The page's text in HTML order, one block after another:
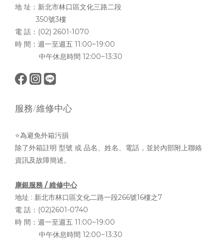
地 址：新北市林口區文化三路二段
350號3樓
電 話：(02) 2601-1070
時 間：週一至週五 11:00~19:00
中午休息時間 12:00~13:30
服務/維修中心
⭐為避免外箱污損
除了外箱註明 型號 或 品名、姓名、電話，並於內部附上聯絡
資訊及故障簡述。
康銀服務 / 維修中心
地址 : 新北市林口區文化二路一段266號16樓之7
電 話：(02)2601-0740
時 間：週一至週五 11:00~19:00
中午休息時間 12:00~13:30